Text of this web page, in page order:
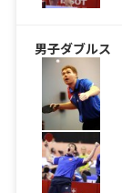
男子ダブルス